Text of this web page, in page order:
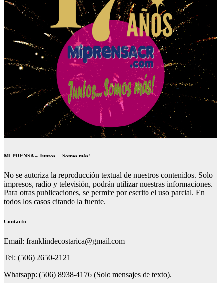
MI PRENSA – Juntos… Somos más!
No se autoriza la reproducción textual de nuestros contenidos. Solo
impresos, radio y televisión, podrán utilizar nuestras informaciones.
Para otras publicaciones, se permite por escrito el uso parcial. En
todos los casos citando la fuente.
Contacto
Email: franklindecostarica@gmail.com
Tel: (506) 2650-2121
Whatsapp: (506) 8938-4176 (Solo mensajes de texto).